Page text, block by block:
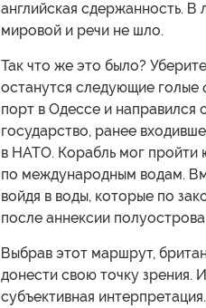
английская сдержанность. В
мировой и речи не шло.
Так что же это было?
останутся следующие голые
порт в Одессе и направился
государство, ранее
в НАТО. Корабль мог пройти
по международным водам.
войдя в воды, которые по
после аннексии
Выбрав этот маршрут,
донести свою точку зрения.
субъективная